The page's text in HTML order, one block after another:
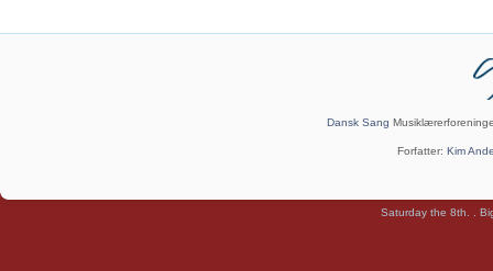
Dansk Sang
Forfatter: Kim
Saturday the 8th. .